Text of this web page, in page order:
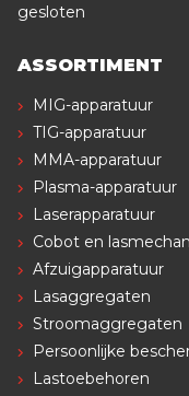
gesloten
ASSORTIMENT
MIG-apparatuur
TIG-apparatuur
MMA-apparatuur
Plasma-apparatuur
Laserapparatuur
Cobot en
Afzuigapparatuur
Lasaggregaten
Stroomaggregaten
Persoonlijke
Lastoebehoren